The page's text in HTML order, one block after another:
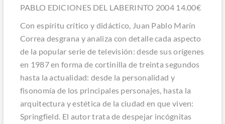
PABLO EDICIONES DEL LABERINTO 2004 14.00€
Con espíritu crítico y didáctico, Juan Pablo Marín
Correa desgrana y analiza con detalle cada aspecto
de la popular serie de televisión: desde sus orígenes
en 1987 en forma de cortinilla de treinta segundos
hasta la actualidad: desde la personalidad y
fisonomía de los principales personajes, hasta la
arquitectura y estética de la ciudad en que viven:
Springfield. El autor trata de despejar incógnitas